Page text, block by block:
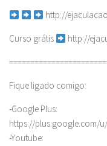
http://
Curso grátis http://
Fique ligado comigo:
-Google Plus:
https://plus.google.com/
-Youtube: